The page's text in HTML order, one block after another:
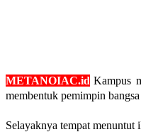
METANOIAC.id Kampus
membentuk pemimpin
Selayaknya tempat menuntut